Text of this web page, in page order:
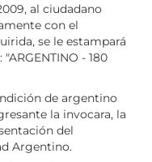
al ciudadano
con el
se le estampará
- 180
de argentino
la invocara, la
del
Argentino.